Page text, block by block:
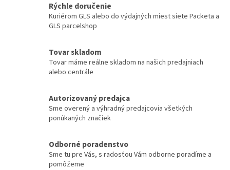
Rýchle doručenie
Kuriérom GLS alebo do výdajných miest siete Packeta a
GLS parcelshop
Tovar skladom
Tovar máme reálne skladom na našich predajniach
alebo centrále
Autorizovaný predajca
Sme overený a výhradný predajcovia všetkých
ponúkaných značiek
Odborné poradenstvo
Sme tu pre Vás, s radosťou Vám odborne poradíme a
pomôžeme